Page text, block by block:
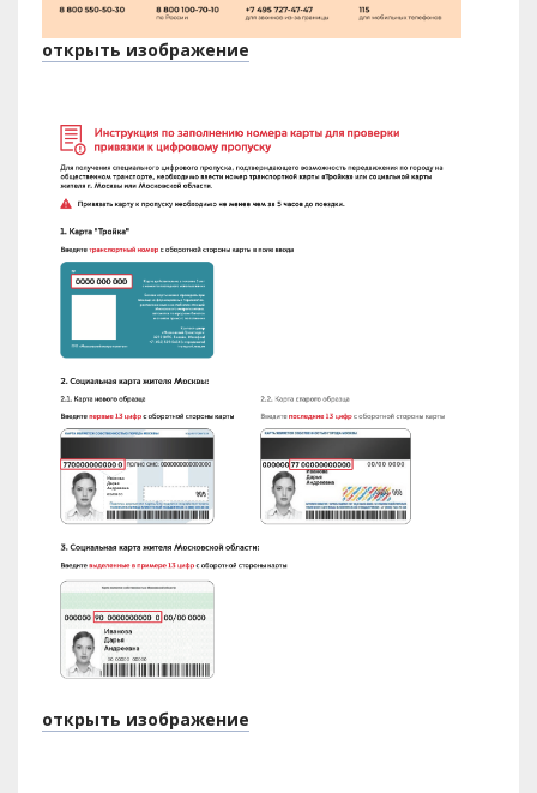
открыть изображение
открыть изображение